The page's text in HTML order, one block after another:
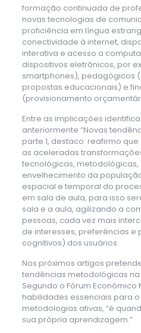
formação continuada de
novas tecnologias de
proficiência em língua
conectividade à internet,
interativa e acesso a
dispositivos eletrônicos, por
smartphones), pedagógicos
propostas educacionais) e
(provisionamento
Entre as implicações
anteriormente “Novas
parte 1, destaco: reafirmo
as aceleradas
tecnológicas,
envelhecimento da
espacial e temporal do
em sala de aula, para isso
sala e a aula, agilizando a
pessoas, cada vez mais
de interesses, preferências e
cognitivos) dos usuários.
Nos próximos artigos
tendências metodológicas
Segundo o Fórum
habilidades essenciais para o
metodologias ativas, “é
sua própria aprendizagem.”